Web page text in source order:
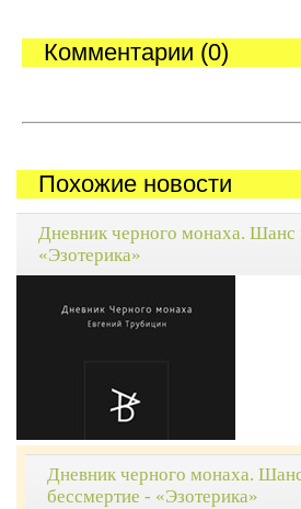
Комментарии (0)
Похожие новости
Дневник черного монаха. Шанс
«Эзотерика»
Дневник черного монаха.
бессмертие - «Эзотерика»